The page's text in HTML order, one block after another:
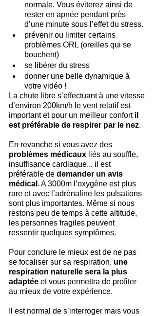
normale. Vous éviterez ainsi de
rester en apnée pendant près
d’une minute sous l’effet du stress.
prévenir ou limiter certains
problèmes ORL (oreilles qui se
bouchent)
se libérer du stress
donner une belle dynamique à
votre vidéo !
La chute libre s’effectuant à une vitesse
d’environ 200km/h le vent relatif est
important et pour un meilleur confort il
est préférable de respirer par le nez.
En revanche si vous avez des
problèmes médicaux liés au souffle,
insuffisance cardiaque... il est
préférable de demander un avis
médical . A 3000m l’oxygène est plus
rare et avec l’adrénaline les pulsations
sont plus importantes. Même si nous
restons peu de temps à cette altitude,
les personnes fragiles peuvent
ressentir quelques symptômes.
Pour conclure le mieux est de ne pas
se focaliser sur sa respiration, une
respiration naturelle sera la plus
adaptée et vous permettra de profiter
au mieux de votre expérience.
Il est normal de s’interroger mais vous